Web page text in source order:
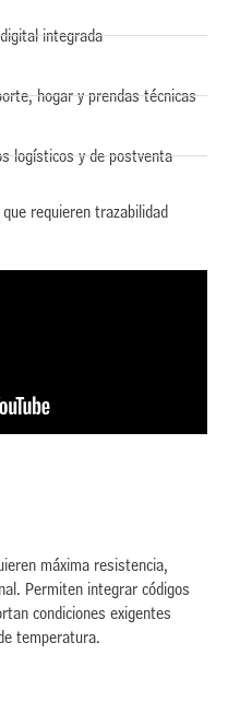
integrada
hogar y prendas técnicas
logísticos y de postventa
requieren trazabilidad
máxima resistencia,
Permiten integrar códigos
condiciones exigentes
temperatura.